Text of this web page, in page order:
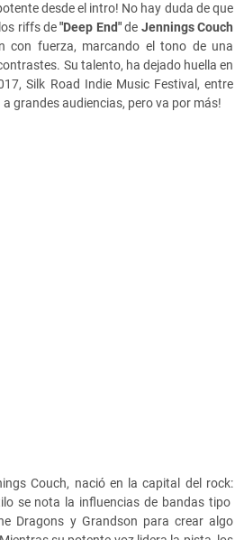
desde el intro! No hay duda de que
riffs de"Deep End"de Jennings Couch
con fuerza, marcando el tono de una
Su talento, ha dejado huella en
Silk Road Indie Music Festival, entre
grandes audiencias, pero va por más!
Couch, nació en la capital del rock:
se nota la influencias de bandas tipo
Dragons y Grandson para crear algo